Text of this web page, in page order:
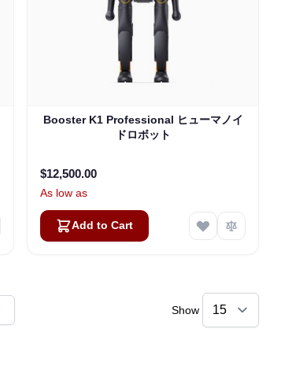
Booster K1 Professional ヒューマノイ
ドロボット
$12,500.00
As low as
Add to Cart
Show